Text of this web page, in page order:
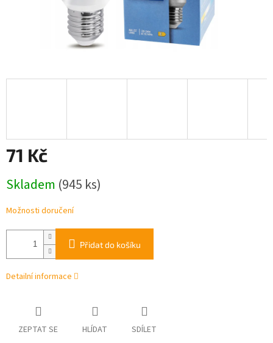
71 Kč
cena:
Skladem (945 ks)
Možnosti doručení
Přidat do košíku
Detailní informace
ZEPTAT SE HLÍDAT SDÍLET